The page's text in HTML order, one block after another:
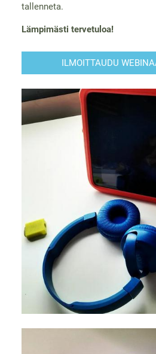
tallenneta.
Lämpimästi tervetuloa!
ILMOITTAUDU